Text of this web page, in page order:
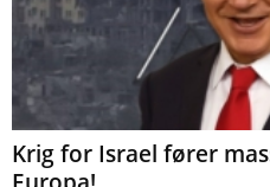
Krig for Israel fører